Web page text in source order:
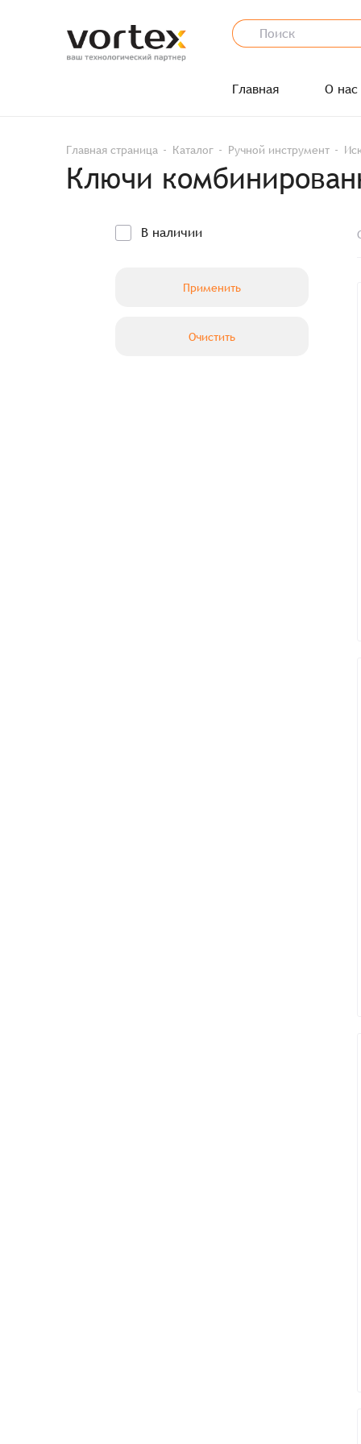
Главная О нас
Главная страница Каталог Ручной инструмент
Ключи
В наличии
Применить
Очистить